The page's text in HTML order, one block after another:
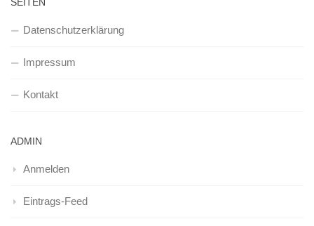
Datenschutzerklärung
Impressum
Kontakt
ADMIN
Anmelden
Eintrags-Feed